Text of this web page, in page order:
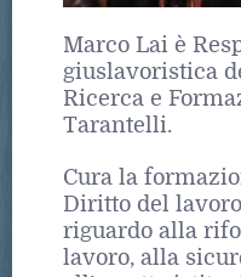
Marco Lai è
giuslavoristica
Ricerca e
Tarantelli.
Cura la
Diritto del
riguardo alla
lavoro, alla